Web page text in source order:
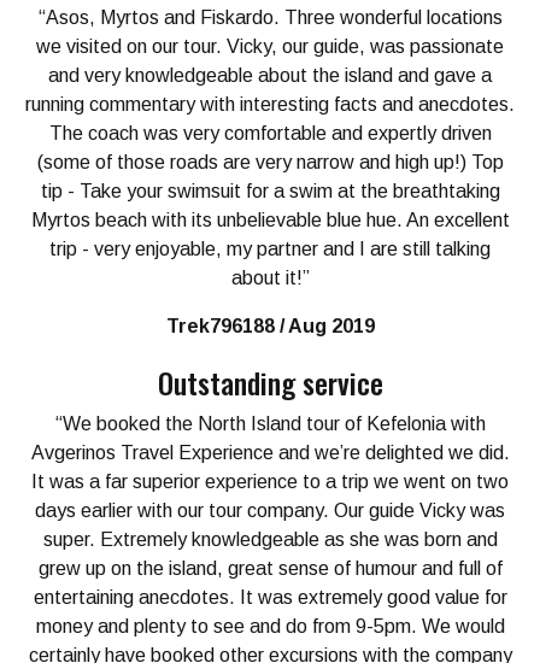
“Asos, Myrtos and Fiskardo. Three wonderful locations
we visited on our tour. Vicky, our guide, was passionate
and very knowledgeable about the island and gave a
running commentary with interesting facts and anecdotes.
The coach was very comfortable and expertly driven
(some of those roads are very narrow and high up!) Top
tip - Take your swimsuit for a swim at the breathtaking
Myrtos beach with its unbelievable blue hue. An excellent
trip - very enjoyable, my partner and I are still talking
about it!”
Trek796188 / Aug 2019
Outstanding service
“We booked the North Island tour of Kefelonia with
Avgerinos Travel Experience and we’re delighted we did.
It was a far superior experience to a trip we went on two
days earlier with our tour company. Our guide Vicky was
super. Extremely knowledgeable as she was born and
grew up on the island, great sense of humour and full of
entertaining anecdotes. It was extremely good value for
money and plenty to see and do from 9-5pm. We would
certainly have booked other excursions with the company